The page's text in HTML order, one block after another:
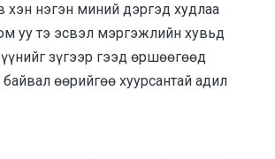
хэн нэгэн миний дэргэд худлаа
уу тэ эсвэл мэргэжлийн хувьд
зүгээр гээд өршөөгөөд
өөрийгөө хуурсантай адил